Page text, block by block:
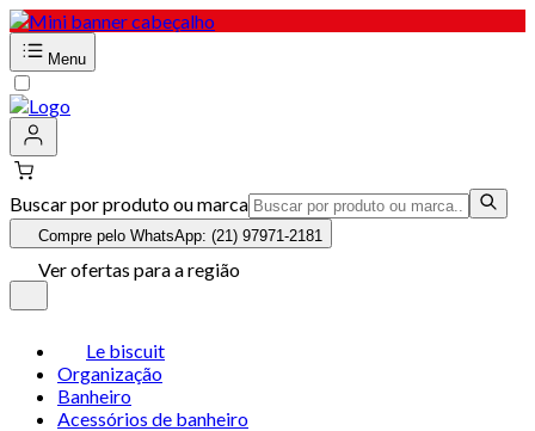
Menu
Buscar por produto ou marca
Compre pelo WhatsApp: (21) 97971-2181
Ver ofertas para a região
Le biscuit
Organização
Banheiro
Acessórios de banheiro